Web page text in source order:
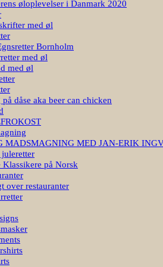
øloplevelser i Danmark 2020
med øl
Bornholm
med øl
med øl
dåse aka beer can chicken
MADSMAGNING MED JAN-ERIK
Klassikere på Norsk
over restauranter